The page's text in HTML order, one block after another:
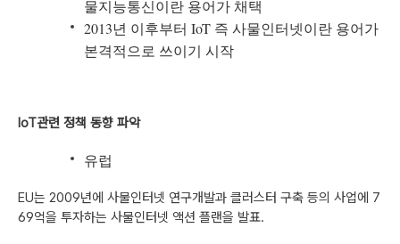
물지능통신이란 용어가 채택
2013년 이후부터 IoT 즉 사물인터넷이란 용어가
본격적으로 쓰이기 시작
IoT관련 정책 동향 파악
유럽
EU는 2009년에 사물인터넷 연구개발과 클러스터 구축 등의 사업에 7
69억을 투자하는 사물인터넷 액션 플랜을 발표.